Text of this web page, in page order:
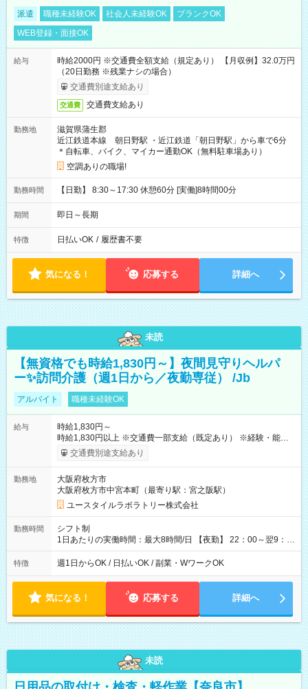
派遣 職種未経験OK 社会人未経験OK
ブランクOK
WEB登録・面接OK
給与
時給2000円 ※交通費全額支給（規定あり） 【月収例】32.0万円
（20日勤務 ※残業ナシの場合）
交通費別途支給あり
交通費 交通費支給あり
勤務地
滋賀県蒲生郡
近江鉄道本線 朝日野駅 ・近江鉄道「朝日野駅」から車で6分
＊自転車、バイク、マイカー通勤OK（無料駐車場あり）
空調ありの職場!
勤務時間 【日勤】 8:30～17:30 休憩60分 [実働]8時間00分
期間 即日～長期
特徴 日払いOK / 履歴書不要
気になる！ 応募する 詳細へ
未読
【無資格でも時給1,830円～】夜間見守りヘルパ
ー✨訪問介護（週1日から／夜勤専従） /Jb
アルバイト 職種未経験OK
給与
時給1,830円～
時給1,830円以上 ※交通費一部支給（既定あり） ※経験・能力を
考慮して決定します 【収入例】 週1回勤務の場合：1,830円×8時
間×4回=5万8,560円 週3回勤務の場合：1,830円×8時間×12回
月 ※ 雇用形態と給与に、本採用時と異なる部分があります。 雇
用形態：本採用時と同じです。 給与：時給 1,610円以上
交通費別途支給あり
勤務地
大阪府枚方市
大阪府枚方市中宮本町（最寄り駅：宮之阪駅）
ユースタイルラボラトリー株式会社
勤務時間
シフト制
1日あたりの実働時間：最大8時間/日 【夜勤】 22：00～翌9：
00 ※週1日～OK ／ 夜勤専従 ＊＊ 勤務時間例 ＊＊ ■22時か
ら翌7時 ■23時から翌8時 ■24時から翌9時 など ※上記の時間
ます。 ※曜日固定（毎週同じ曜日での勤務となります）
特徴 週1日からOK / 日払いOK / 副業・WワークOK
気になる！ 応募する 詳細へ
未読